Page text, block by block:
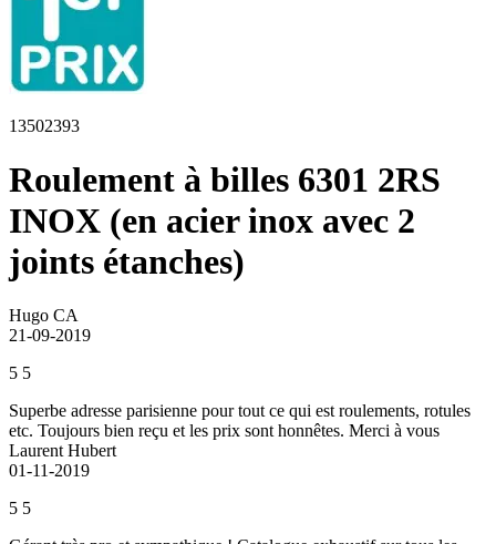
13502393
Roulement à billes 6301 2RS
INOX (en acier inox avec 2
joints étanches)
Hugo CA
21-09-2019
5 5
Superbe adresse parisienne pour tout ce qui est roulements, rotules
etc. Toujours bien reçu et les prix sont honnêtes. Merci à vous
Laurent Hubert
01-11-2019
5 5